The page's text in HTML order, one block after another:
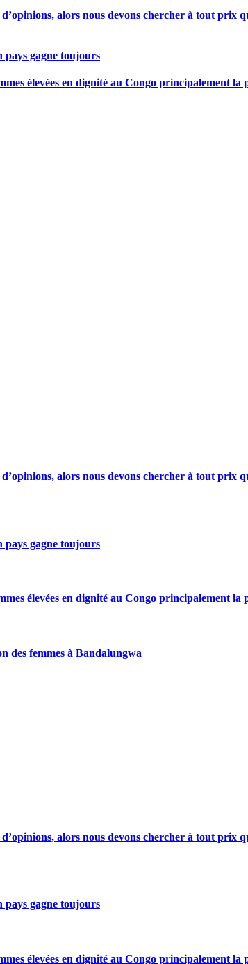
alors nous devons chercher à tout
pays gagne toujours
élevées en dignité au Congo principalement
alors nous devons chercher à tout
pays gagne toujours
élevées en dignité au Congo principalement
des femmes à Bandalungwa
alors nous devons chercher à tout
pays gagne toujours
élevées en dignité au Congo principalement